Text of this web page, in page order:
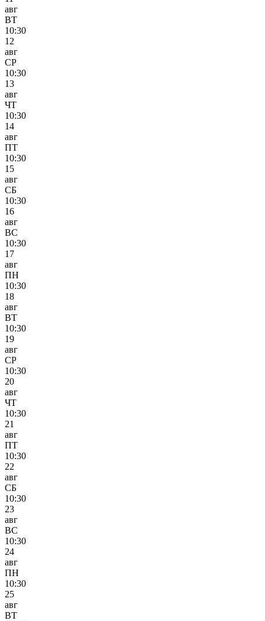
авг
ВТ
10:30
12
авг
СР
10:30
13
авг
ЧТ
10:30
14
авг
ПТ
10:30
15
авг
СБ
10:30
16
авг
ВС
10:30
17
авг
ПН
10:30
18
авг
ВТ
10:30
19
авг
СР
10:30
20
авг
ЧТ
10:30
21
авг
ПТ
10:30
22
авг
СБ
10:30
23
авг
ВС
10:30
24
авг
ПН
10:30
25
авг
ВТ